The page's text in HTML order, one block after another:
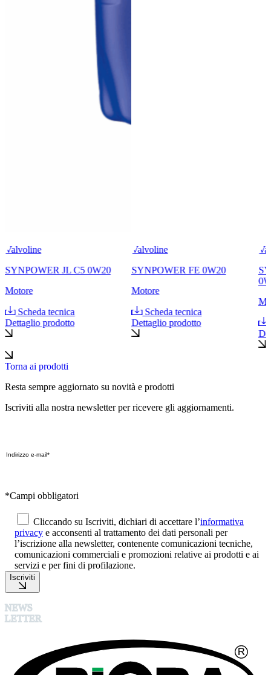
Valvoline
SYNPOWER JL C5 0W20
Motore
Scheda tecnica
Dettaglio prodotto
Valvoline
SYNPOWER FE 0W20
Motore
Scheda tecnica
Dettaglio prodotto
Torna ai prodotti
Resta sempre aggiornato su novità e prodotti
Iscriviti alla nostra newsletter per ricevere gli aggiornamenti.
*Campi obbligatori
Cliccando su Iscriviti, dichiari di accettare l’informativa
privacy e acconsenti al trattamento dei dati personali per
l’iscrizione alla newsletter, contenente comunicazioni tecniche,
comunicazioni commerciali e promozioni relative ai prodotti e ai
servizi e per fini di profilazione.
Iscriviti
NEWS
LETTER